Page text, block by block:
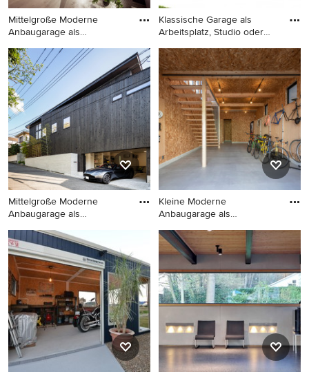
Mittelgroße Moderne
Anbaugarage als
Mittelgroße Moderne
Anbaugarage als
Arbeitsplatz, Studio oder
Werkraum in Sonstige
Klassische Garage als
Arbeitsplatz, Studio oder
Klassische Garage als
Arbeitsplatz, Studio oder
Werkraum
Mittelgroße Moderne
Anbaugarage als
Mittelgroße Moderne
Anbaugarage als
Arbeitsplatz, Studio oder
Werkraum in Yokohama
Kleine Moderne
Anbaugarage als
Kleine Moderne
Anbaugarage als
Arbeitsplatz, Studio oder
Werkraum in Tokio Peripherie